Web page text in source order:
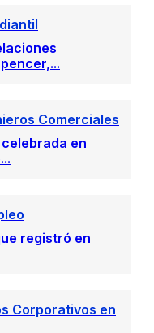
Comerciales
en
registró en
Corporativos en